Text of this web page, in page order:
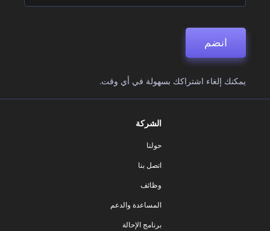
انضم
يمكنك إلغاء اشتراكك بسهولة في أي وقت.
الشركة
حولنا
اتصل بنا
وظائف
المساعدة والدعم
برنامج الإحالة